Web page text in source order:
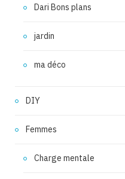
Dari Bons plans
jardin
ma déco
DIY
Femmes
Charge mentale